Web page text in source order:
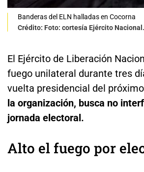
Banderas del ELN halladas en Cocorna
Crédito: Foto: cortesía Ejército Nacional.
El Ejército de Liberación
fuego unilateral durante tres
vuelta presidencial del
la organización, busca no
jornada electoral.
Alto el fuego por